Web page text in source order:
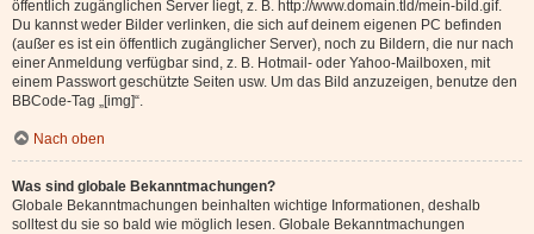
öffentlich zugänglichen Server liegt, z. B. http://www.domain.tld/mein-bild.gif.
Du kannst weder Bilder verlinken, die sich auf deinem eigenen PC befinden
(außer es ist ein öffentlich zugänglicher Server), noch zu Bildern, die nur nach
einer Anmeldung verfügbar sind, z. B. Hotmail- oder Yahoo-Mailboxen, mit
einem Passwort geschützte Seiten usw. Um das Bild anzuzeigen, benutze den
BBCode-Tag „[img]“.
Nach oben
Was sind globale Bekanntmachungen?
Globale Bekanntmachungen beinhalten wichtige Informationen, deshalb
solltest du sie so bald wie möglich lesen. Globale Bekanntmachungen